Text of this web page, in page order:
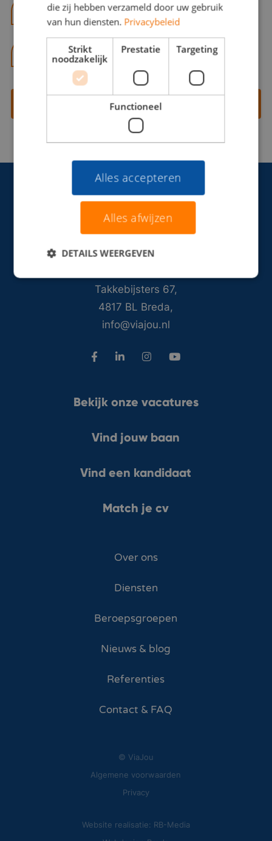
benno@viajou.nl
06 13 28 62 71
Contact opnemen
Takkebijsters 67,
4817 BL Breda,
info@viajou.nl
Bekijk onze vacatures
Vind jouw baan
Vind een kandidaat
Match je cv
Over ons
Diensten
Beroepsgroepen
Nieuws & blog
Referenties
Contact & FAQ
© ViaJou
Algemene voorwaarden
Privacy
Website realisatie: RB-Media
die zij hebben verzameld door uw gebruik
van hun diensten. Privacybeleid
Strikt
noodzakelijk
Prestatie Targeting
Functioneel
Alles accepteren
Alles afwijzen
DETAILS WEERGEVEN